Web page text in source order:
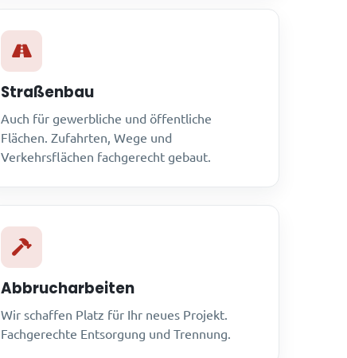
Straßenbau
Auch für gewerbliche und öffentliche
Flächen. Zufahrten, Wege und
Verkehrsflächen fachgerecht gebaut.
Abbrucharbeiten
Wir schaffen Platz für Ihr neues Projekt.
Fachgerechte Entsorgung und Trennung.